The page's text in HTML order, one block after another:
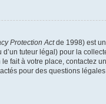
Protection Actde 1998) est
tuteur légal) pour la
fait à votre place, contactez
pour des questions